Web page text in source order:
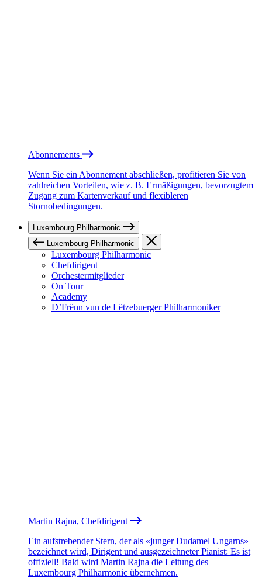
Abonnements
Wenn Sie ein Abonnement abschließen, profitieren Sie von
zahlreichen Vorteilen, wie z. B. Ermäßigungen, bevorzugtem
Zugang zum Kartenverkauf und flexibleren
Stornobedingungen.
Luxembourg Philharmonic
Luxembourg Philharmonic
Luxembourg Philharmonic
Chefdirigent
Orchestermitglieder
On Tour
Academy
D’Frënn vun de Lëtzebuerger Philharmoniker
Martin Rajna, Chefdirigent
Ein aufstrebender Stern, der als «junger Dudamel Ungarns»
bezeichnet wird, Dirigent und ausgezeichneter Pianist: Es ist
offiziell! Bald wird Martin Rajna die Leitung des
Luxembourg Philharmonic übernehmen.